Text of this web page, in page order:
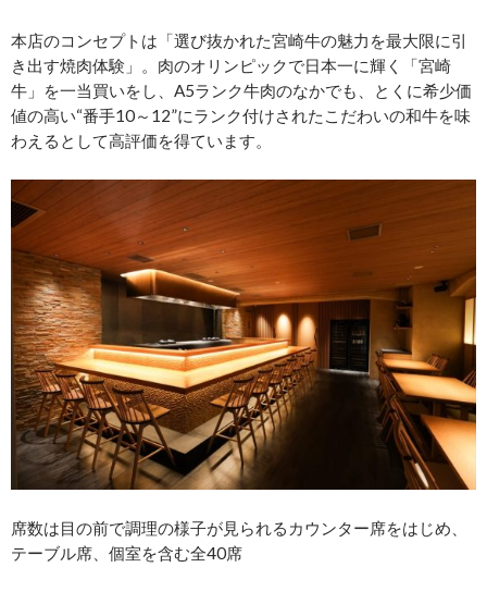
本店のコンセプトは「選び抜かれた宮崎牛の魅力を最大限に引
き出す焼肉体験」。肉のオリンピックで日本一に輝く「宮崎
牛」を一当買いをし、A5ランク牛肉のなかでも、とくに希少価
値の高い“番手10～12”にランク付けされたこだわいの和牛を味
わえるとして高評価を得ています。
席数は目の前で調理の様子が見られるカウンター席をはじめ、
テーブル席、個室を含む全40席